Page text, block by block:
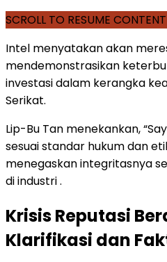
SCROLL TO RESUME CONTENT
Intel menyatakan akan
mendemonstrasikan
investasi dalam kerangka
Serikat.
Lip-Bu Tan menekankan,
sesuai standar hukum dan
menegaskan integritasnya
di industri .
Krisis Reputasi
Klarifikasi dan